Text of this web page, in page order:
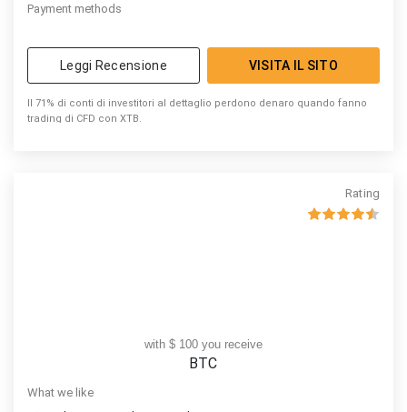
Payment methods
Leggi Recensione VISITA IL SITO
Il 71% di conti di investitori al dettaglio perdono denaro quando fanno
trading di CFD con XTB.
Rating
with $ 100 you receive
BTC
What we like